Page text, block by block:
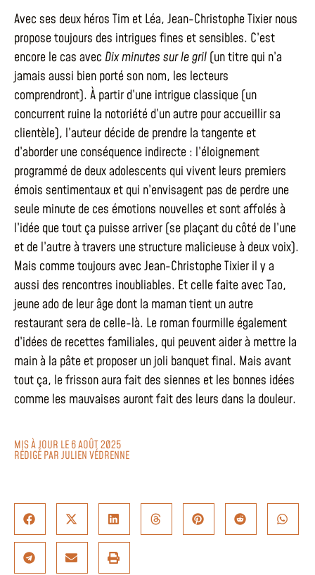
Avec ses deux héros Tim et Léa, Jean-Christophe Tixier nous
propose toujours des intrigues fines et sensibles. C’est
encore le cas avec Dix minutes sur le gril (un titre qui n’a
jamais aussi bien porté son nom, les lecteurs
comprendront). À partir d’une intrigue classique (un
concurrent ruine la notoriété d’un autre pour accueillir sa
clientèle), l’auteur décide de prendre la tangente et
d’aborder une conséquence indirecte : l’éloignement
programmé de deux adolescents qui vivent leurs premiers
émois sentimentaux et qui n’envisagent pas de perdre une
seule minute de ces émotions nouvelles et sont affolés à
l’idée que tout ça puisse arriver (se plaçant du côté de l’une
et de l’autre à travers une structure malicieuse à deux voix).
Mais comme toujours avec Jean-Christophe Tixier il y a
aussi des rencontres inoubliables. Et celle faite avec Tao,
jeune ado de leur âge dont la maman tient un autre
restaurant sera de celle-là. Le roman fourmille également
d’idées de recettes familiales, qui peuvent aider à mettre la
main à la pâte et proposer un joli banquet final. Mais avant
tout ça, le frisson aura fait des siennes et les bonnes idées
comme les mauvaises auront fait des leurs dans la douleur.
MIS À JOUR LE 6 AOÛT 2025
RÉDIGÉ PARJULIEN VÉDRENNE